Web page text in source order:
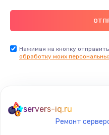
Замена
Ремонт
Нажимая на кнопку
обработку моих
servers-iq.ru
Ремонт